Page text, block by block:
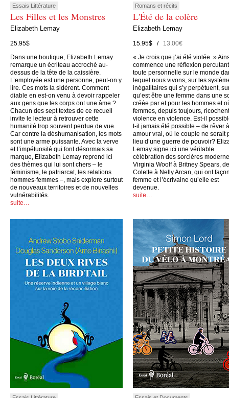
Essais Littérature
Les Filles et les Monstres
Elizabeth Lemay
25.95$
Dans une boutique, Elizabeth Lemay
remarque un écriteau accroché au-
dessus de la tête de la caissière.
L’employée est une personne, peut-on y
lire. Ces mots la sidèrent. Comment
diable en est-on venu à devoir rappeler
aux gens que les corps ont une âme ?
Chacun des sept textes de ce recueil
invite le lecteur à retrouver cette
humanité trop souvent perdue de vue.
Car contre la déshumanisation, les mots
sont une arme puissante. Avec la verve
et l’impétuosité qui font désormais sa
marque, Elizabeth Lemay reprend ici
des thèmes qui lui sont chers – le
féminisme, le patriarcat, les relations
hommes-femmes –, mais explore surtout
de nouveaux territoires et de nouvelles
vulnérabilités.
suite…
Romans et récits
L'Été de la colère
Elizabeth Lemay
15.95$ /13.00€
« Je crois que j’ai été violée. »
commence une réflexion
toute personnelle sur le monde
lequel nous vivons, sur les
inégalitaires qui s’y perpétuent,
qu’est être une femme dans une
créée par et pour les hommes et
femmes, depuis toujours,
violence en violence. Est-il
t-il jamais été possible – de rêver
amour vrai, où le couple ne serait
lieu d’une guerre de pouvoir?
Lemay signe ici une véritable
célébration des sorcières
Virginia Woolf à Britney Spears, de
Colette à Nelly Arcan, qui ont
femme et l’écrivaine qu’elle est
devenue.
suite…